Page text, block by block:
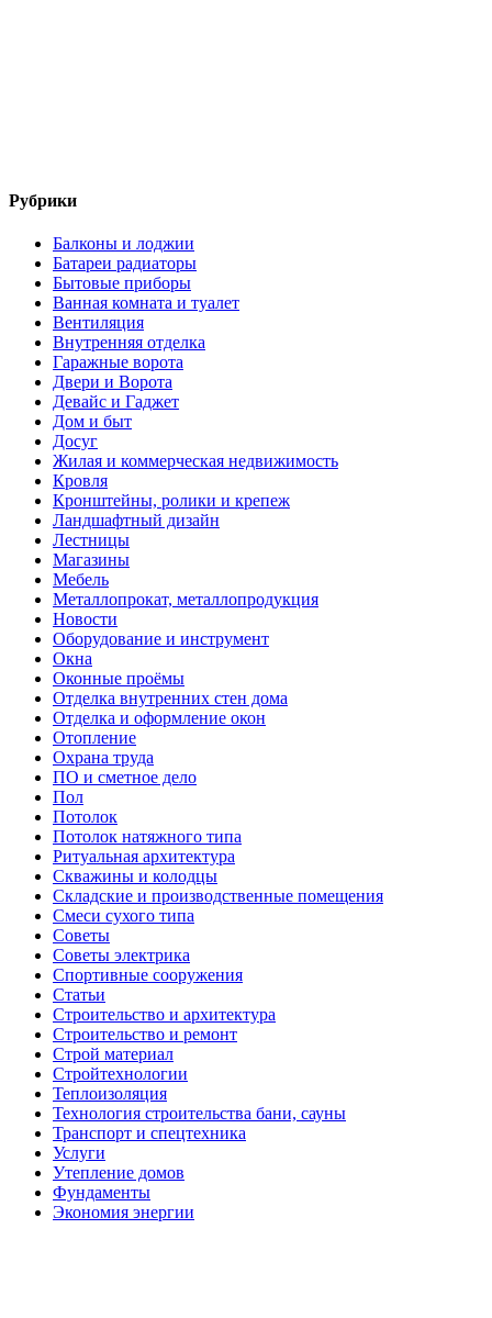
Рубрики
Балконы и лоджии
Батареи радиаторы‎
Бытовые приборы
Ванная комната и туалет
Вентиляция
Внутренняя отделка
Гаражные ворота
Двери и Ворота
Девайс и Гаджет
Дом и быт
Досуг
Жилая и коммерческая недвижимость
Кровля
Кронштейны, ролики и крепеж
Ландшафтный дизайн
Лестницы
Магазины
Мебель
Металлопрокат, металлопродукция
Новости
Оборудование и инструмент
Окна
Оконные проёмы
Отделка внутренних стен дома
Отделка и оформление окон
Отопление
Охрана труда
ПО и сметное дело
Пол
Потолок
Потолок натяжного типа
Ритуальная архитектура
Скважины и колодцы
Складские и производственные помещения
Смеси сухого типа
Советы
Советы электрика
Спортивные сооружения
Статьи
Строительство и архитектура
Строительство и ремонт
Строй материал
Стройтехнологии
Теплоизоляция
Технология строительства бани, сауны
Транспорт и спецтехника
Услуги
Утепление домов
Фундаменты
Экономия энергии